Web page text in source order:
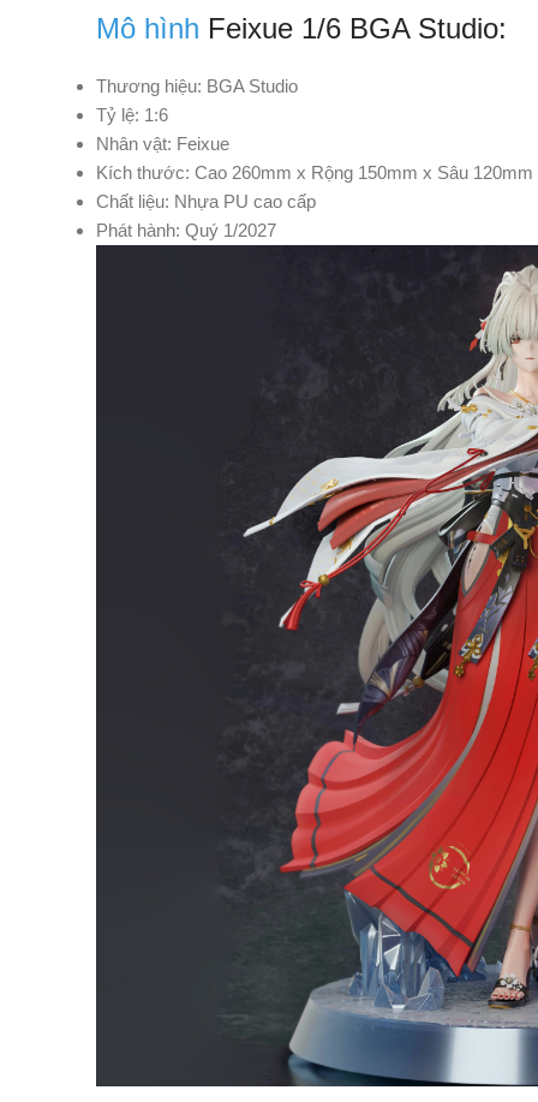
Mô hình Feixue 1/6 BGA Studio:
Thương hiệu: BGA Studio
Tỷ lệ: 1:6
Nhân vật: Feixue
Kích thước: Cao 260mm x Rộng 150mm x Sâu 120mm
Chất liệu: Nhựa PU cao cấp
Phát hành: Quý 1/2027